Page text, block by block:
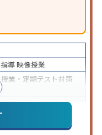
導映像授業
授業・定期テスト対策
可能オンライン対応
みの受講可